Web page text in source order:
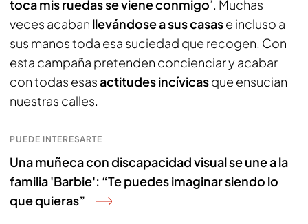
toca mis ruedas se viene conmigo’. Muchas
veces acaban llevándose a sus casase incluso a
sus manos toda esa suciedad que recogen. Con
esta campaña pretenden concienciar y acabar
con todas esasactitudes incívicasque ensucian
nuestras calles.
PUEDE INTERESARTE
Una muñeca con discapacidad visual se une a la
familia 'Barbie': “Te puedes imaginar siendo lo
que quieras”